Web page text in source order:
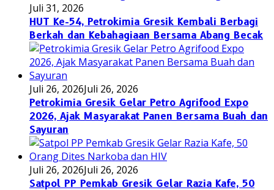
Juli 31, 2026
HUT Ke-54, Petrokimia Gresik Kembali Berbagi
Berkah dan Kebahagiaan Bersama Abang Becak
Juli 26, 2026Juli 26, 2026
Petrokimia Gresik Gelar Petro Agrifood Expo
2026, Ajak Masyarakat Panen Bersama Buah dan
Sayuran
Juli 26, 2026Juli 26, 2026
Satpol PP Pemkab Gresik Gelar Razia Kafe, 50